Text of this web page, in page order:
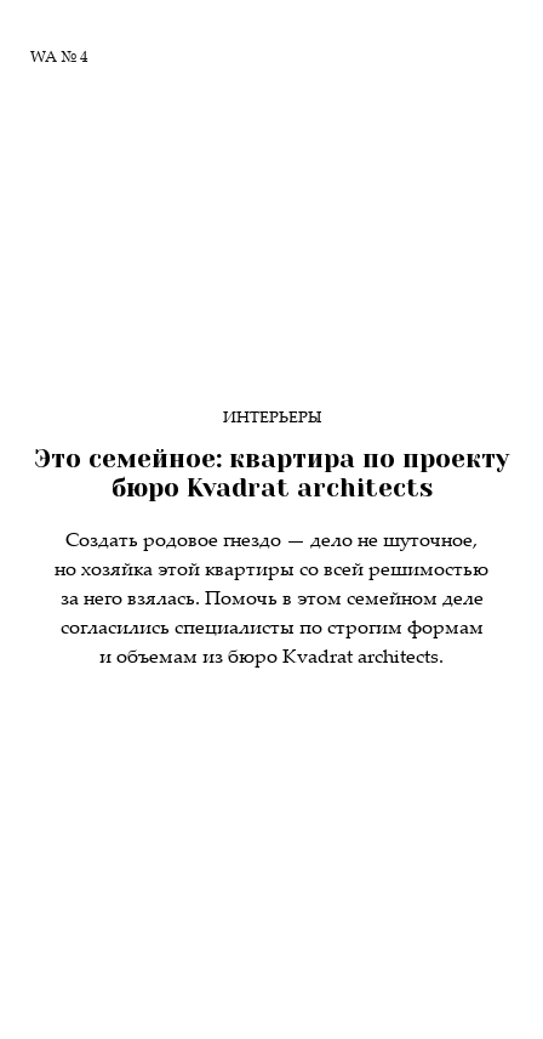
WA № 4
ИНТЕРЬЕРЫ
Это семейное: квартира по проекту
бюро Kvadrat architects
Создать родовое гнездо — дело не шуточное,
но хозяйка этой квартиры со всей решимостью
за него взялась. Помочь в этом семейном деле
согласились специалисты по строгим формам
и объемам из бюро Kvadrat architects.